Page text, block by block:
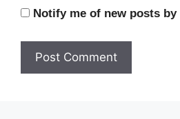
Notify me of new posts